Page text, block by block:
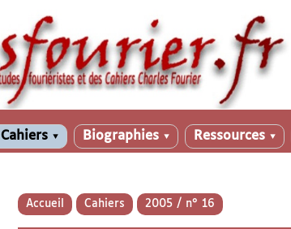
Cahiers ▼ Biographies ▼ Ressources ▼
Accueil Cahiers 2005 / n° 16